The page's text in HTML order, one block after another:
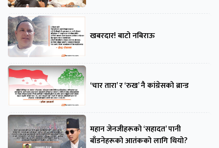
खबरदार! बाटो नबिराऊ
‘चार तारा’ र ‘रुख’ नै कांग्रेसको ब्रान्ड
महान जेनजीहरूको ‘सहादत’ पानी
बाँडनेहरूको आतंकको लागि थियो?